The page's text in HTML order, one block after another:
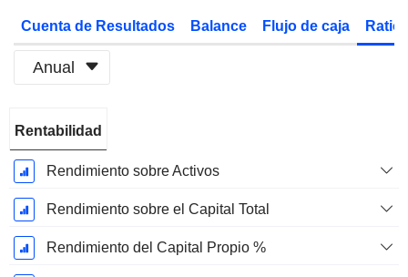
Cuenta de Resultados Balance Flujo de caja
Anual
fiscal:
Junio
Rentabilidad
Rendimiento sobre Activos
Rendimiento sobre el Capital Total
Rendimiento del Capital Propio %